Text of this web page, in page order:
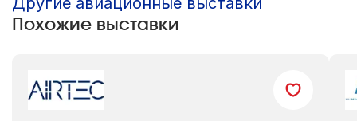
Похожие выставки